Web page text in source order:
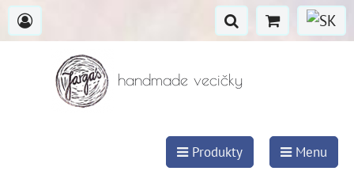
handmade vecičky
Produkty Menu